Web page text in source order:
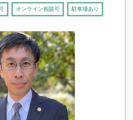
オンライン相談可 駐車場あり